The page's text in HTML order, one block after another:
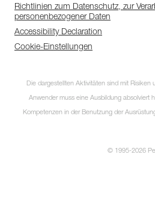
Richtlinien zum Datenschutz, zur
personenbezogener Daten
Accessibility Declaration
Cookie-Einstellungen
Die dargestellten Aktivitäten sind mit Risiken
Anwender muss eine Ausbildung absolviert
Kompetenzen in der Benutzung der
© 1995-2026